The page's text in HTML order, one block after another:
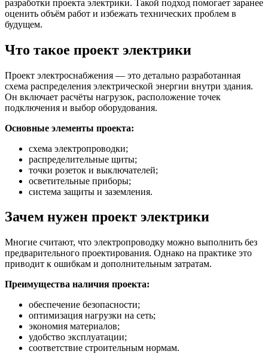
разработки проекта электрики. Такой подход помогает заранее
оценить объём работ и избежать технических проблем в
будущем.
Что такое проект электрики
Проект электроснабжения — это детально разработанная
схема распределения электрической энергии внутри здания.
Он включает расчёты нагрузок, расположение точек
подключения и выбор оборудования.
Основные элементы проекта:
схема электропроводки;
распределительные щиты;
точки розеток и выключателей;
осветительные приборы;
система защиты и заземления.
Зачем нужен проект электрики
Многие считают, что электропроводку можно выполнить без
предварительного проектирования. Однако на практике это
приводит к ошибкам и дополнительным затратам.
Преимущества наличия проекта:
обеспечение безопасности;
оптимизация нагрузки на сеть;
экономия материалов;
удобство эксплуатации;
соответствие строительным нормам.